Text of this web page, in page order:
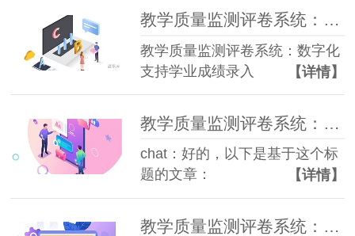
“人工智能”或“AI”相关词汇：
教学质量监测评卷系统：数字化支持学业成绩录入
教学质量监测评卷系统：数字化
支持学业成绩录入
【详情】
chat：好的，以下是基于这个标
题的文章：
【详情】
教学质量监测评卷系统：提升教学质量的数字化支持